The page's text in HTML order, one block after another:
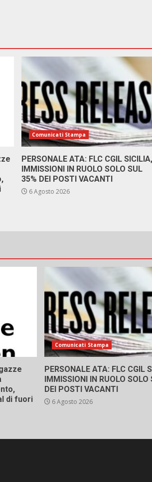
Comunicati Stampa
PERSONALE ATA: FLC CGIL SICILIA,
IMMISSIONI IN RUOLO SOLO SUL
35% DEI POSTI VACANTI
6 Agosto 2026
di fuori
Comunicati Stampa
PERSONALE ATA: FLC CGIL
IMMISSIONI IN RUOLO SOLO
DEI POSTI VACANTI
6 Agosto 2026